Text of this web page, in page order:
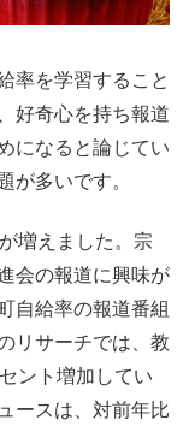
率を学習すること
好奇心を持ち報道
になると論じてい
が多いです。
増えました。宗
会の報道に興味が
自給率の報道番組
リサーチでは、教
ント増加してい
ースは、対前年比